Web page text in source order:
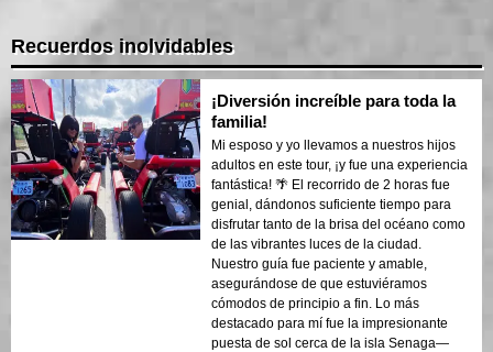
Recuerdos inolvidables
¡Diversión increíble para toda la
familia!
Mi esposo y yo llevamos a nuestros hijos
adultos en este tour, ¡y fue una experiencia
fantástica! 🌴 El recorrido de 2 horas fue
genial, dándonos suficiente tiempo para
disfrutar tanto de la brisa del océano como
de las vibrantes luces de la ciudad.
Nuestro guía fue paciente y amable,
asegurándose de que estuviéramos
cómodos de principio a fin. Lo más
destacado para mí fue la impresionante
puesta de sol cerca de la isla Senaga—